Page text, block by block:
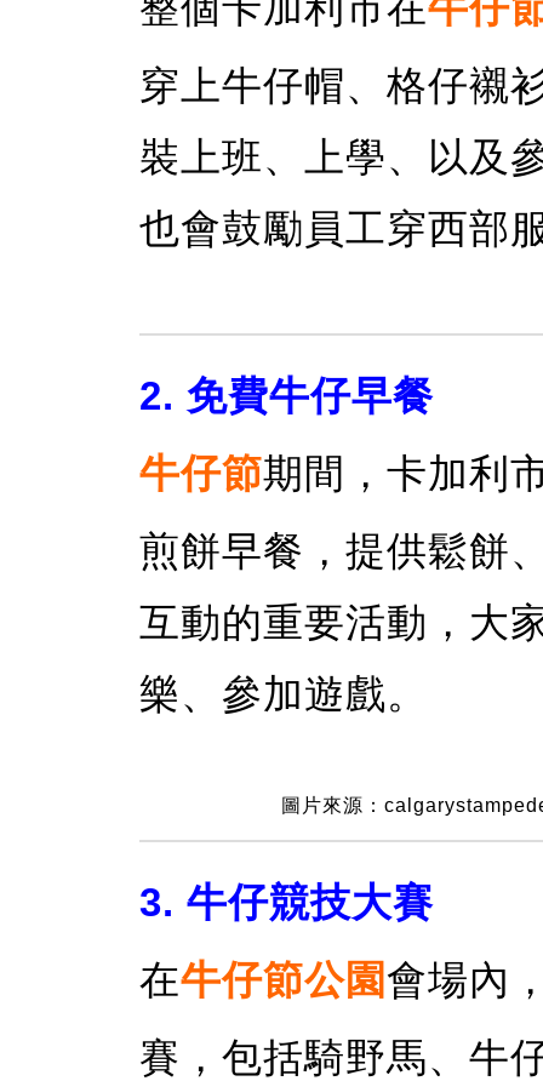
穿上牛仔帽、格仔襯
裝上班、上學、以及
也會鼓勵員工穿西部
2. 免費牛仔早餐
牛仔節期間，卡加利
煎餅早餐，提供鬆餅
互動的重要活動，大
樂、參加遊戲。
圖片來源：
3. 牛仔競技大賽
在牛仔節公園會場內
賽，包括騎野馬、牛